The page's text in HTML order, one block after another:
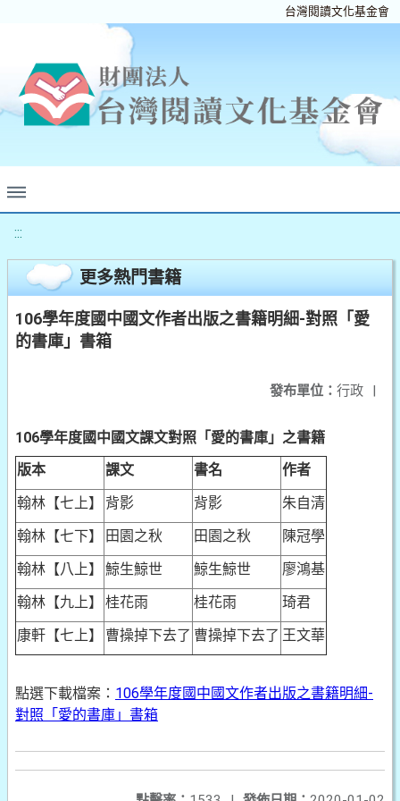
台灣閱讀文化基金會
:::
更多熱門書籍
106學年度國中國文作者出版之書籍明細-對照「愛
的書庫」書箱
發布單位： 行政 |
106學年度國中國文課文對照「愛的書庫」之書籍
版本
課文 書名
作者
翰林【七上】
背影 背影
朱自清
翰林【七下】
田園之秋 田園之秋
陳冠學
翰林【八上】
鯨生鯨世 鯨生鯨世
廖鴻基
翰林【九上】
桂花雨 桂花雨
琦君
康軒【七上】
曹操掉下去了 曹操掉下去了 王文華
點選下載檔案： 106學年度國中國文作者出版之書籍明細-
對照「愛的書庫」書箱